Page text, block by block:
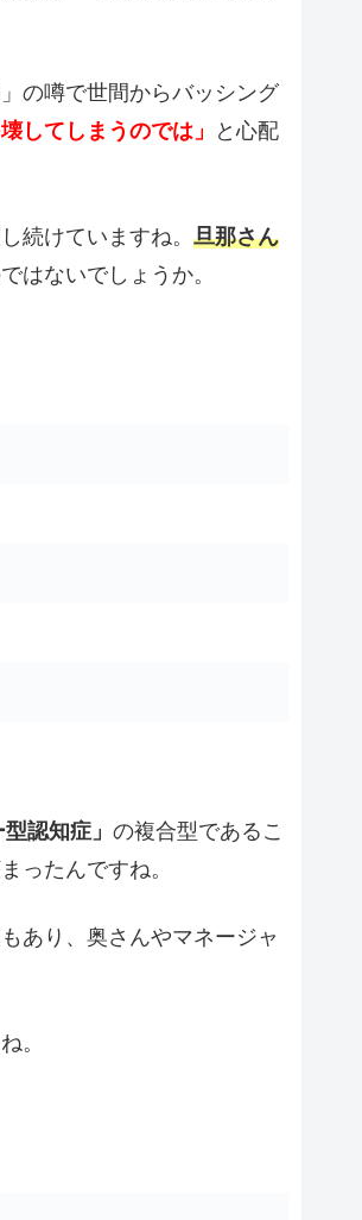
の噂で世間からバッシング
してしまうのでは」
と心配
続けていますね。 旦那さん
はないでしょうか。
認知症」 の複合型であるこ
ったんですね。
あり、奥さんやマネージャ
。